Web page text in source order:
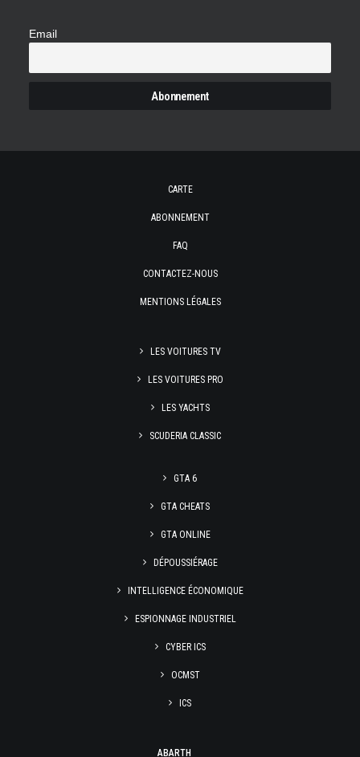
Email
CARTE
ABONNEMENT
FAQ
CONTACTEZ-NOUS
MENTIONS LÉGALES
LES VOITURES TV
LES VOITURES PRO
LES YACHTS
SCUDERIA CLASSIC
GTA 6
GTA CHEATS
GTA ONLINE
DÉPOUSSIÉRAGE
INTELLIGENCE ÉCONOMIQUE
ESPIONNAGE INDUSTRIEL
CYBER ICS
OCMST
ICS
ABARTH